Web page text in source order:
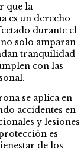
que la
es un derecho
durante el
solo amparan
tranquilidad
con las
se aplica en
accidentes en
y lesiones
es
de los